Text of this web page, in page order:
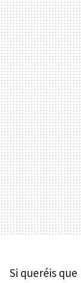
Si queréis